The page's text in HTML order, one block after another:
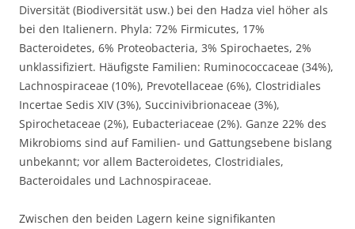
Diversität (Biodiversität usw.) bei den Hadza viel höher als
bei den Italienern. Phyla: 72% Firmicutes, 17%
Bacteroidetes, 6% Proteobacteria, 3% Spirochaetes, 2%
unklassifiziert. Häufigste Familien: Ruminococcaceae (34%),
Lachnospiraceae (10%), Prevotellaceae (6%), Clostridiales
Incertae Sedis XIV (3%), Succinivibrionaceae (3%),
Spirochetaceae (2%), Eubacteriaceae (2%). Ganze 22% des
Mikrobioms sind auf Familien- und Gattungsebene bislang
unbekannt; vor allem Bacteroidetes, Clostridiales,
Bacteroidales und Lachnospiraceae.
Zwischen den beiden Lagern keine signifikanten